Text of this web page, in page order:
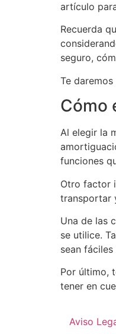
artículo
Recuerda
seguro,
Te
Cómo
Al elegir la
funciones
Otro factor
transportar
Una de las
se utilice.
sean
Por último,
tener en
Aviso